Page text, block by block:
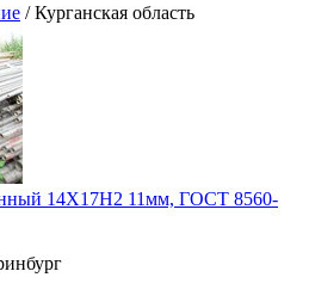
/ Курганская область
14Х17Н2 11мм, ГОСТ 8560-